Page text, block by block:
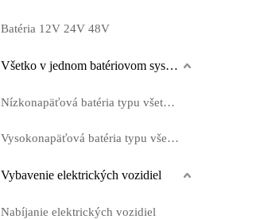
Batéria 12V 24V 48V
Všetko v jednom batériovom systéme
Nízkonapäťová batéria typu všetko v jednej
Vysokonapäťová batéria typu všetko v jednej
Vybavenie elektrických vozidiel
Nabíjanie elektrických vozidiel